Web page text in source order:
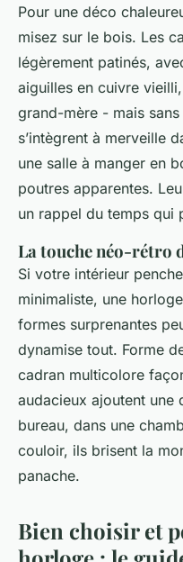
Pour une déco
misez sur le bois. Les
légèrement patinés,
aiguilles en cuivre
grand-mère - mais
s’intègrent à merveille
une salle à manger en
poutres apparentes.
un rappel du temps qui
La touche néo-rétro
Si votre intérieur
minimaliste, une
formes surprenantes
dynamise tout. Forme
cadran multicolore
audacieux ajoutent une
bureau, dans une
couloir, ils brisent la
panache.
Bien choisir et